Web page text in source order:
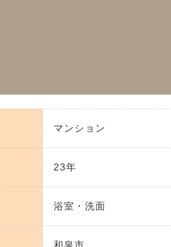
マンション
23年
浴室・洗面